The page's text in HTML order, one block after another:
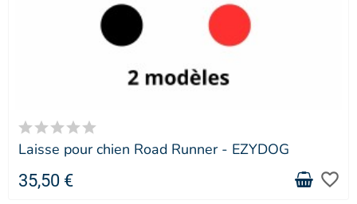
Laisse pour chien Road Runner - EZYDOG
35,50 € favorite_border